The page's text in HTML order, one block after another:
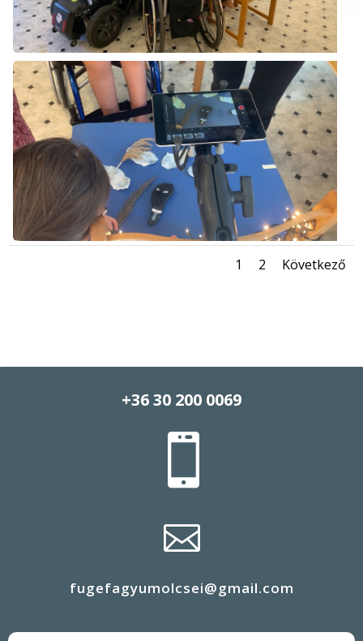
1 2 Következő
+36 30 200 0069


fugefagyumolcsei@gmail.com